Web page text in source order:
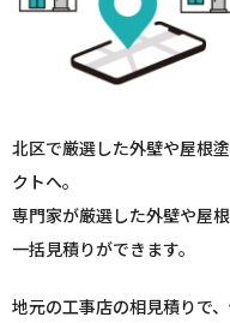
北区で厳選した外壁や屋根
クトへ。
専門家が厳選した外壁や屋
一括見積りができます。
地元の工事店の相見積りで